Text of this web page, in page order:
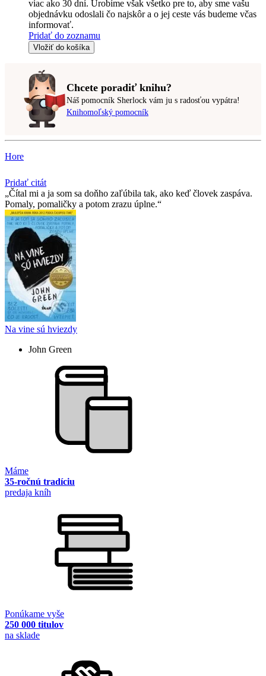
viac ako 30 dní. Urobíme však všetko pre to, aby sme vašu
objednávku odoslali čo najskôr a o jej ceste vás budeme včas
informovať.
Pridať do zoznamu
Vložiť do košíka
Chcete poradiť knihu?
Náš pomocník Sherlock vám ju s radosťou vypátra!
Knihomoľský pomocník
Hore
Pridať citát
Čítal mi a ja som sa doňho zaľúbila tak, ako keď človek zaspáva.
Pomaly, pomaličky a potom zrazu úplne.
Na vine sú hviezdy
John Green
Máme
35-ročnú tradíciu
predaja kníh
Ponúkame vyše
250 000 titulov
na sklade